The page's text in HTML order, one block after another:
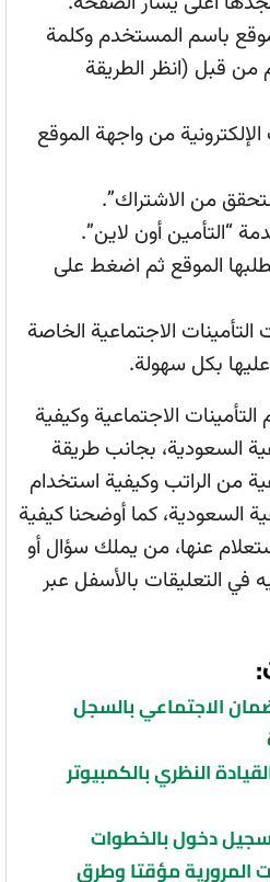
باسم المستخدم وكلمة
من قبل (انظر الطريقة
من واجهة الموقع
من الاشتراك”.
“التأمين أون لاين”.
الموقع ثم اضغط على
الاجتماعية الخاصة
بكل سهولة.
الاجتماعية وكيفية
السعودية، بجانب طريقة
من الراتب وكيفية استخدام
السعودية، كما أوضحنا كيفية
عنها، من يملك سؤال أو
التعليقات بالأسفل عبر
الاجتماعي بالسجل
النظري بالكمبيوتر
دخول بالخطوات
المرورية مؤقتا وطرق